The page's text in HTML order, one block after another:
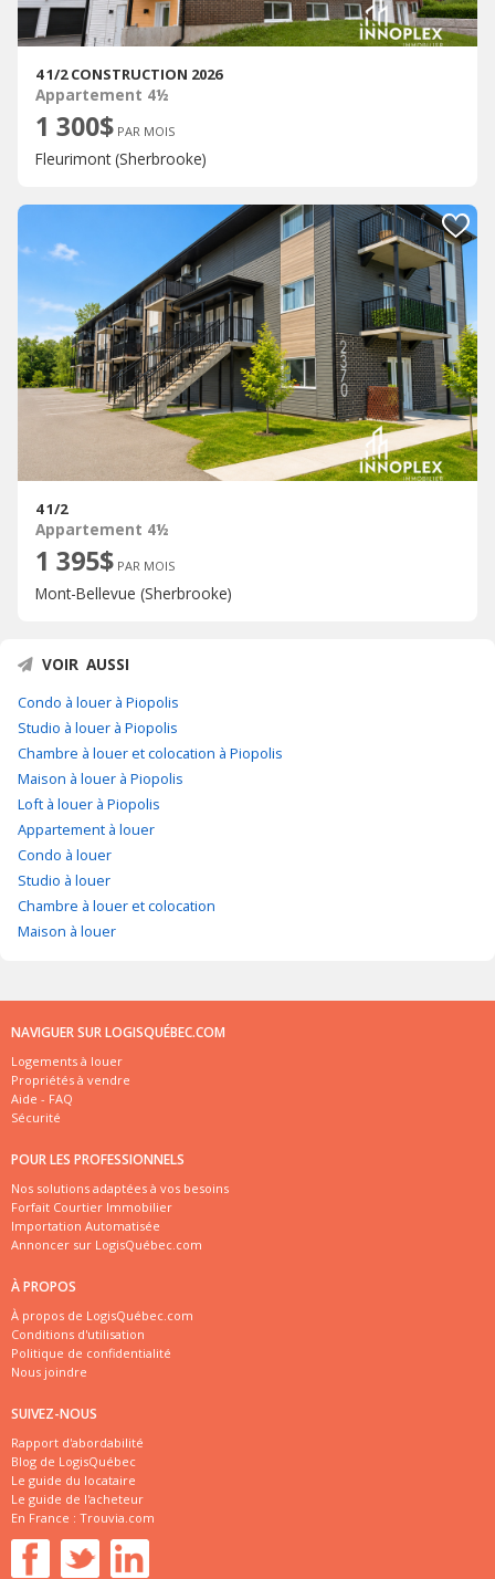
4 1/2 CONSTRUCTION 2026
Appartement 4½
1 300$ PAR MOIS
Fleurimont (Sherbrooke)
4 1/2
Appartement 4½
1 395$ PAR MOIS
Mont-Bellevue (Sherbrooke)
VOIR AUSSI
Condo à louer à Piopolis
Studio à louer à Piopolis
Chambre à louer et colocation à Piopolis
Maison à louer à Piopolis
Loft à louer à Piopolis
Appartement à louer
Condo à louer
Studio à louer
Chambre à louer et colocation
Maison à louer
NAVIGUER SUR LOGISQUÉBEC.COM
Logements à louer
Propriétés à vendre
Aide - FAQ
Sécurité
POUR LES PROFESSIONNELS
Nos solutions adaptées à vos besoins
Forfait Courtier Immobilier
Importation Automatisée
Annoncer sur LogisQuébec.com
À PROPOS
À propos de LogisQuébec.com
Conditions d'utilisation
Politique de confidentialité
Nous joindre
SUIVEZ-NOUS
Rapport d'abordabilité
Blog de LogisQuébec
Le guide du locataire
Le guide de l'acheteur
En France : Trouvia.com